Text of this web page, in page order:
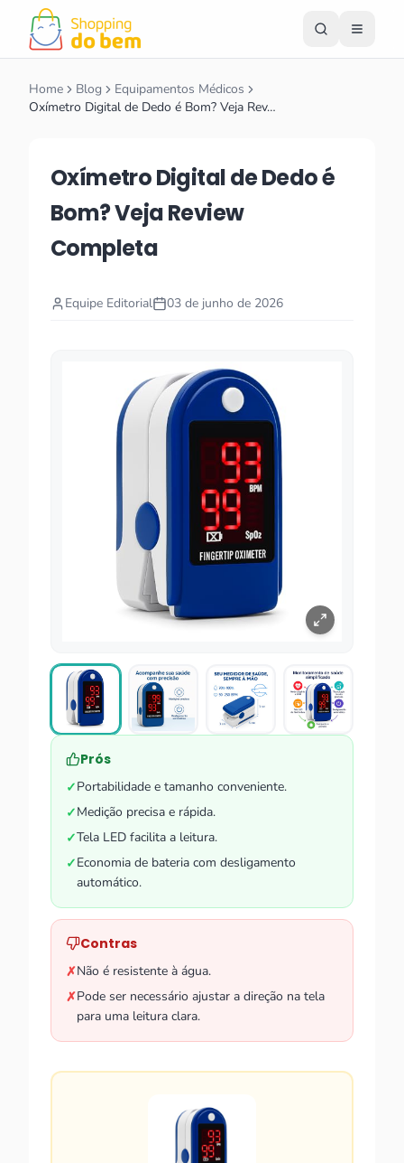
Home Blog
Equipamentos Médicos
Oxímetro Digital de Dedo é Bom? Veja Rev…
Oxímetro Digital de Dedo é
Bom? Veja Review
Completa
Equipe Editorial 03 de junho de 2026
Prós
✓Portabilidade e tamanho conveniente.
✓Medição precisa e rápida.
✓Tela LED facilita a leitura.
✓Economia de bateria com desligamento
automático.
Contras
✗Não é resistente à água.
✗Pode ser necessário ajustar a direção na tela
para uma leitura clara.